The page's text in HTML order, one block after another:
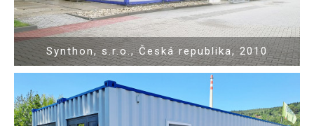
Synthon, s.r.o., Česká republika, 2010